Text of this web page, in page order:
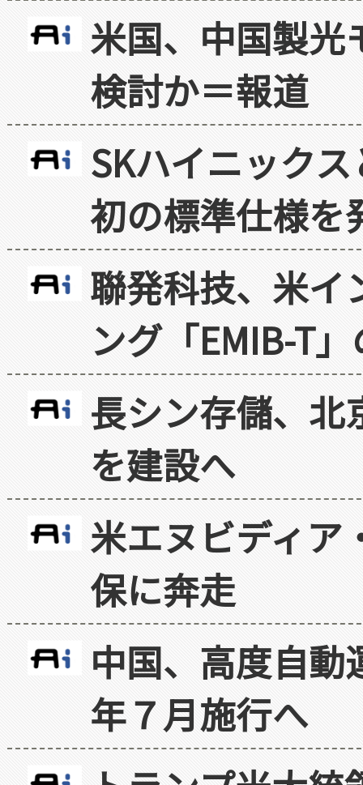
米国、中国製光
検討か＝報道
SKハイニック
初の標準仕様を
聯発科技、米イ
ング「EMIB-T
長シン存儲、北
を建設へ
米エヌビディア
保に奔走
中国、高度自
年７月施行へ